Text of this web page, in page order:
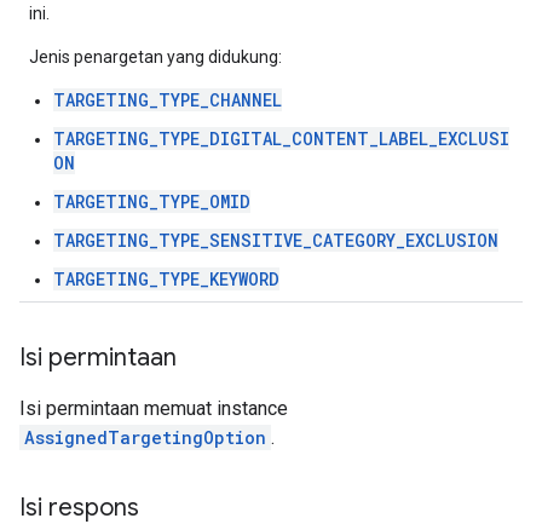
ini.
Jenis penargetan yang didukung:
TARGETING_TYPE_CHANNEL
TARGETING_TYPE_DIGITAL_CONTENT_LABEL_EXCLUSI
ON
TARGETING_TYPE_OMID
TARGETING_TYPE_SENSITIVE_CATEGORY_EXCLUSION
TARGETING_TYPE_KEYWORD
Isi permintaan
Isi permintaan memuat instance
AssignedTargetingOption .
Isi respons